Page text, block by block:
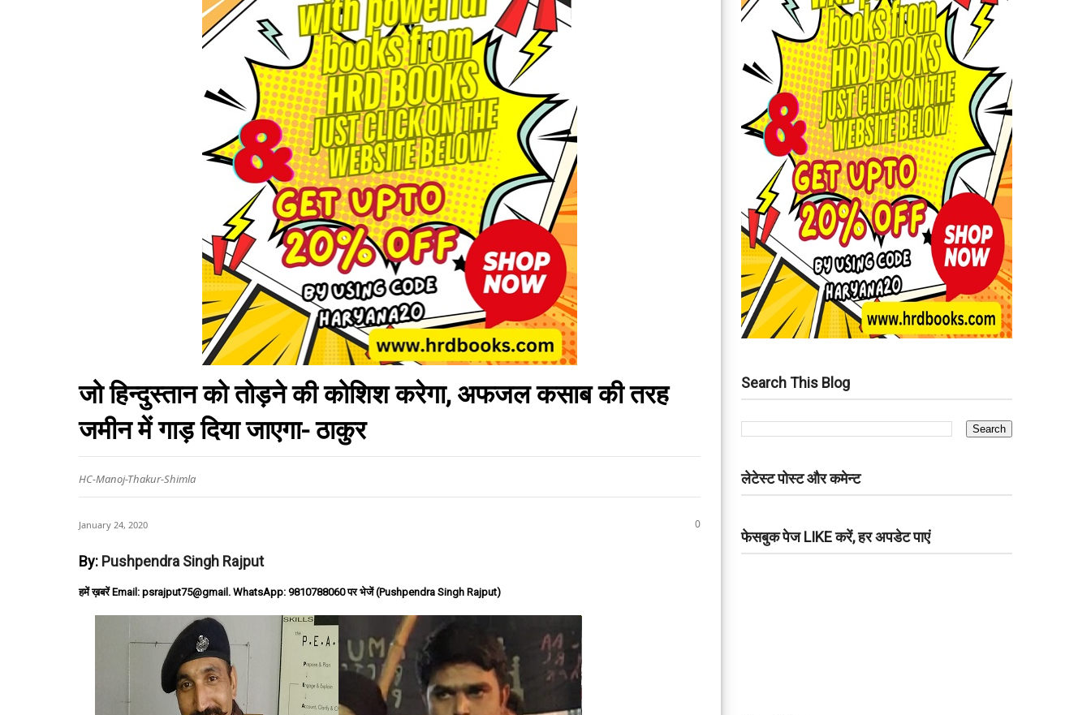
जो हिन्दुस्तान को तोड़ने की कोशिश करेगा, अफजल कसाब की तरह
जमीन में गाड़ दिया जाएगा- ठाकुर
HC-Manoj-Thakur-Shimla
January 24, 2020 0
By: Pushpendra Singh Rajput
हमें ख़बरें Email: psrajput75@gmail. WhatsApp: 9810788060 पर भेजें (Pushpendra Singh Rajput)
Search This Blog
लेटेस्ट पोस्ट और कमेन्ट
फेसबुक पेज LIKE करें, हर अपडेट पाएं